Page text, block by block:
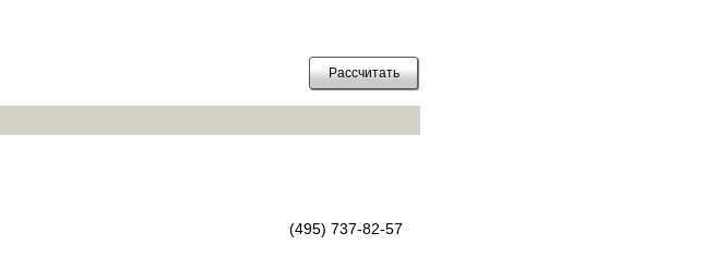
(495) 737-82-57